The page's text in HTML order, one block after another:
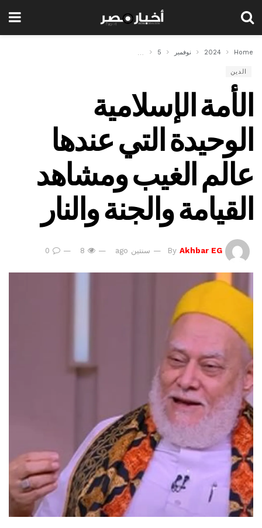
Home
2024 نوفمبر 5
الدين
الأمة الإسلامية
الوحيدة التي عندها
عالم الغيب ومشاهد
القيامة والجنة والنار
By Akhbar EG سنتين ago